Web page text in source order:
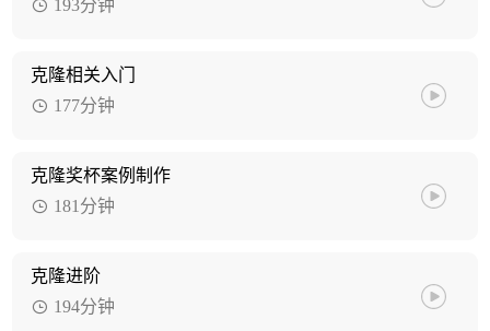
193分钟
克隆相关入门
177分钟
克隆奖杯案例制作
181分钟
克隆进阶
194分钟